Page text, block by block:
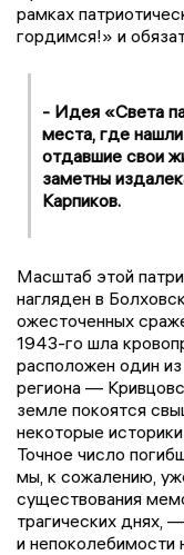
рамках
гордимся!» и
- Идея «Света
места, где
отдавшие свои
заметны
Карпиков.
Масштаб этой
нагляден в
ожесточенных
1943-го шла
расположен один
региона —
земле покоятся
некоторые
Точное число
мы, к сожалению,
существования
трагических днях,
и непоколебимости